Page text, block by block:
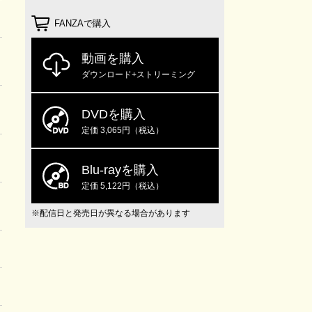
FANZAで購入
動画を購入
ダウンロード+ストリーミング
DVDを購入
定価 3,065円（税込）
Blu-rayを購入
定価 5,122円（税込）
※配信日と発売日が異なる場合があります